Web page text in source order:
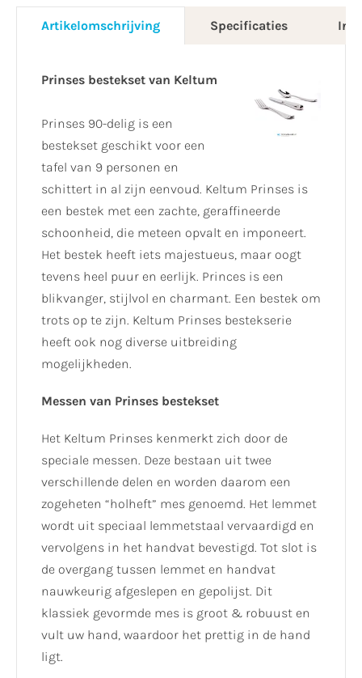
Artikelomschrijving Specificaties
Prinses bestekset van Keltum
Prinses 90-delig is een
bestekset geschikt voor een
tafel van 9 personen en
schittert in al zijn eenvoud. Keltum Prinses is
een bestek met een zachte, geraffineerde
schoonheid, die meteen opvalt en imponeert.
Het bestek heeft iets majestueus, maar oogt
tevens heel puur en eerlijk. Princes is een
blikvanger, stijlvol en charmant. Een bestek om
trots op te zijn. Keltum Prinses bestekserie
heeft ook nog diverse uitbreiding
mogelijkheden.
Messen van Prinses bestekset
Het Keltum Prinses kenmerkt zich door de
speciale messen. Deze bestaan uit twee
verschillende delen en worden daarom een
zogeheten “holheft” mes genoemd. Het lemmet
wordt uit speciaal lemmetstaal vervaardigd en
vervolgens in het handvat bevestigd. Tot slot is
de overgang tussen lemmet en handvat
nauwkeurig afgeslepen en gepolijst. Dit
klassiek gevormde mes is groot & robuust en
vult uw hand, waardoor het prettig in de hand
ligt.